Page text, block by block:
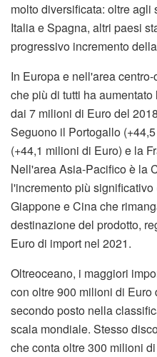
molto diversificata: oltre agli
Italia e Spagna, altri paesi
progressivo incremento
In Europa e nell'area
che più di tutti ha
dai 7 milioni di Euro del
Seguono il Portogallo
(+44,1 milioni di Euro) e la
Nell'area Asia-Pacifico è la
l'incremento più
Giappone e Cina che
destinazione del prodotto,
Euro di import nel 2021.
Oltreoceano, i maggiori
con oltre 900 milioni di Euro
secondo posto nella
scala mondiale. Stesso
che conta oltre 300 milioni